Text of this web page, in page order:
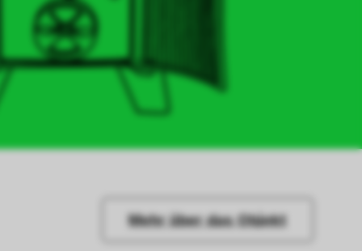
Mehr über das Objekt